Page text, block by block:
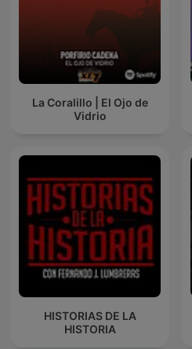
La Coralillo | El Ojo de
Vidrio
HISTORIAS DE LA
HISTORIA